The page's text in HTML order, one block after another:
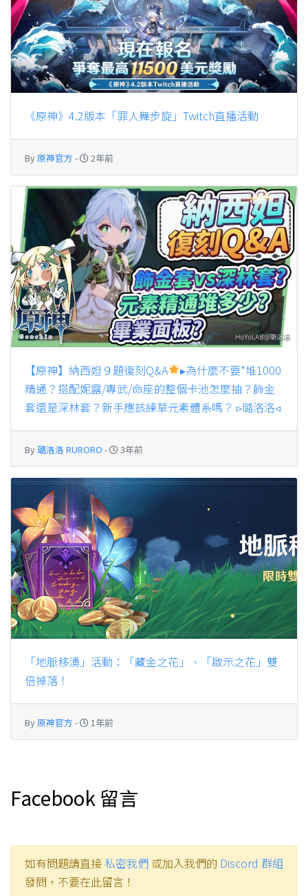
《原神》4.2版本「罪人舞步旋」Twitch直播活動
By 原神官方 - 2年前
【原神】納西妲９題復刻Q&A
▸為什麼不要*堆1000
精通？搭配妮露/專武/命座的整個卡池怎麼抽？飾金
套還是深林套？新手應該練草元素體系嗎？ ▹璐洛洛◃
By璐洛洛 RURORO - 3年前
「地脈移湧」活動：「藏金之花」、「啟示之花」雙
倍掉落！
By 原神官方 - 1年前
Facebook 留言
如有問題請直接私密我們 或加入我們的 Discord 群組
發問，不要在此留言！